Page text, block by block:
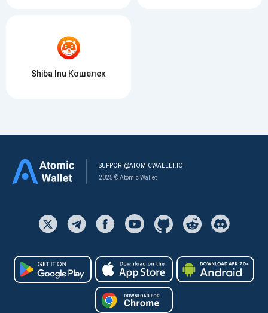
Shiba Inu Кошелек
SUPPORT@ATOMICWALLET.IO
2025 © Atomic Wallet